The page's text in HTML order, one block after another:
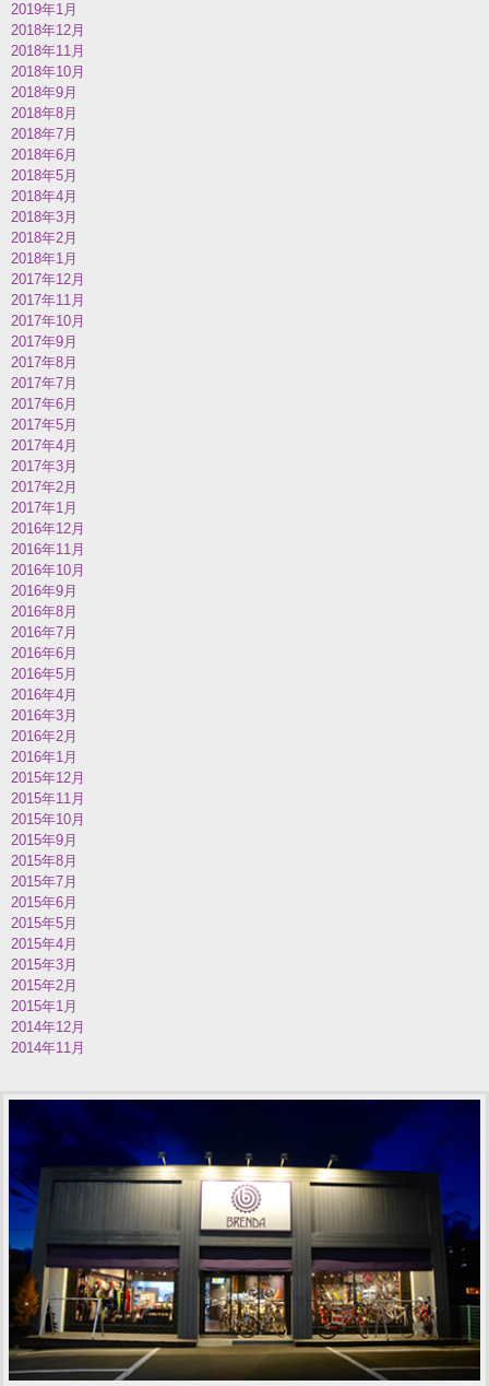
2019年1月
2018年12月
2018年11月
2018年10月
2018年9月
2018年8月
2018年7月
2018年6月
2018年5月
2018年4月
2018年3月
2018年2月
2018年1月
2017年12月
2017年11月
2017年10月
2017年9月
2017年8月
2017年7月
2017年6月
2017年5月
2017年4月
2017年3月
2017年2月
2017年1月
2016年12月
2016年11月
2016年10月
2016年9月
2016年8月
2016年7月
2016年6月
2016年5月
2016年4月
2016年3月
2016年2月
2016年1月
2015年12月
2015年11月
2015年10月
2015年9月
2015年8月
2015年7月
2015年6月
2015年5月
2015年4月
2015年3月
2015年2月
2015年1月
2014年12月
2014年11月